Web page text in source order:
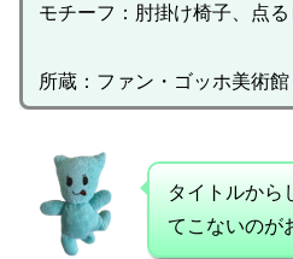
モチーフ：肘掛け椅子、点
所蔵：ファン・ゴッホ美術館
タイトルから
てこないのが